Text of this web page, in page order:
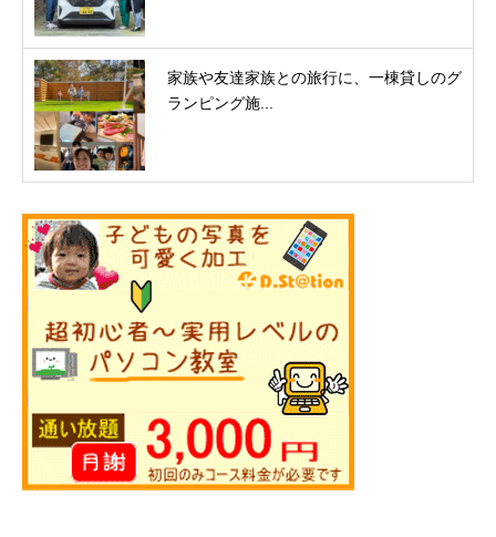
家族や友達家族との旅行に、一棟貸しのグ
ランピング施...